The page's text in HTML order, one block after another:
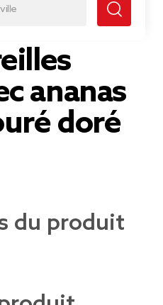
doré
ananas
doré
du produit